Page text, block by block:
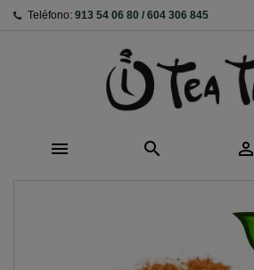
Teléfono: 913 54 06 80 / 604 306 845
  